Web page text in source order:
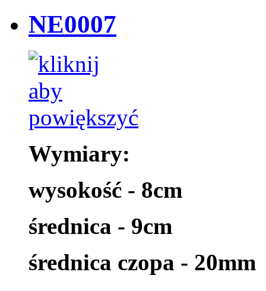
NE0007
Wymiary:
wysokość - 8cm
średnica - 9cm
średnica czopa - 20mm